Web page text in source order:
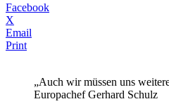
Facebook
X
Email
Print
„Auch wir müssen uns
Europachef Gerhard Schulz